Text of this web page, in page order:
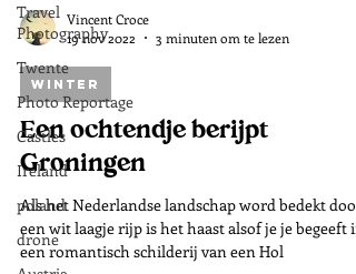
Travel
Photography
Twente
Photo Reportage
Castles
Ireland
poland
drone
Vincent Croce
19 nov 2022
3 minuten om te lezen
winter
Een ochtendje berijpt
Groningen
Als het Nederlandse landschap word bedekt door
een wit laagje rijp is het haast alsof je je begeeft in
een romantisch schilderij van een Hol